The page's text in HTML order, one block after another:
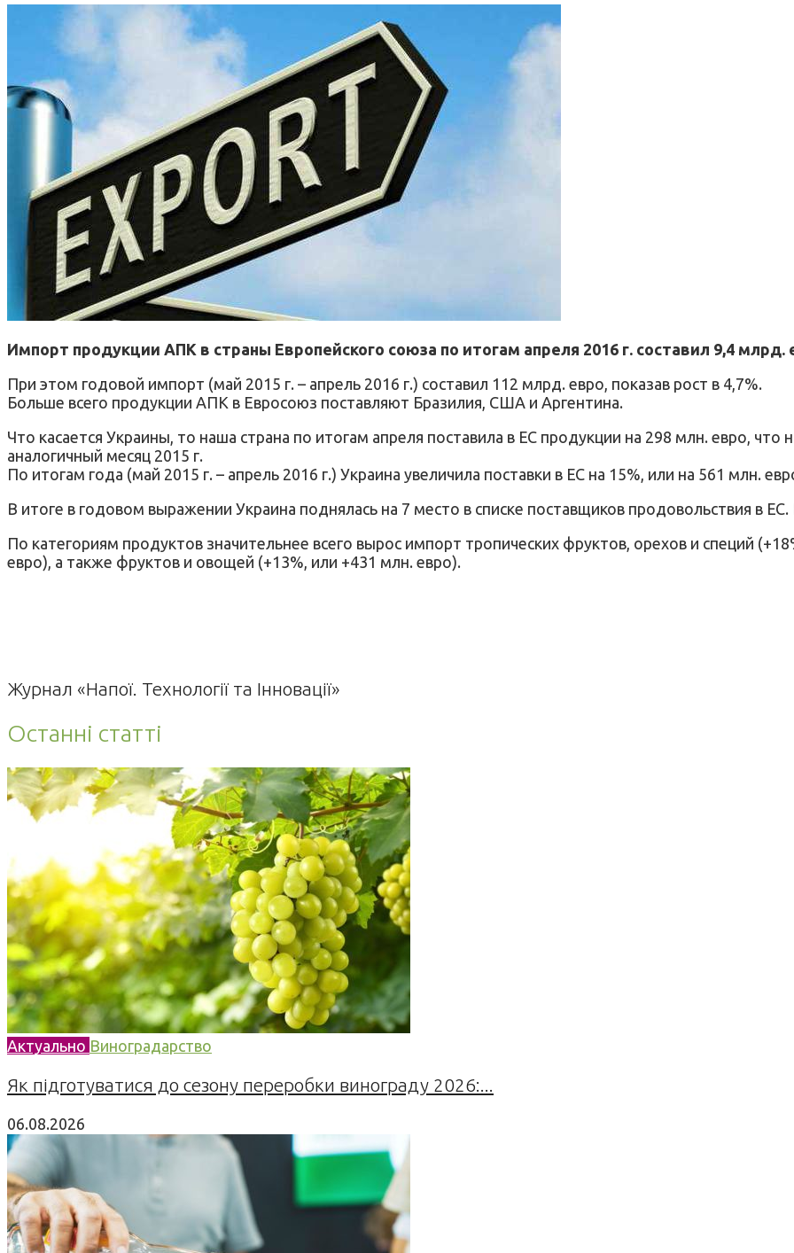
Импорт продукции АПК в страны Европейского союза по итогам апреля 2016 г. составил 9,4 млрд.
При этом годовой импорт (май 2015 г. – апрель 2016 г.) составил 112 млрд. евро, показав рост в 4,7%.
Больше всего продукции АПК в Евросоюз поставляют Бразилия, США и Аргентина.
Что касается Украины, то наша страна по итогам апреля поставила в ЕС продукции на 298 млн. евро, что
аналогичный месяц 2015 г.
По итогам года (май 2015 г. – апрель 2016 г.) Украина увеличила поставки в ЕС на 15%, или на 561 млн.
В итоге в годовом выражении Украина поднялась на 7 место в списке поставщиков продовольствия в
По категориям продуктов значительнее всего вырос импорт тропических фруктов, орехов и специй
евро), а также фруктов и овощей (+13%, или +431 млн. евро).
Журнал «Напої. Технології та Інновації»
Останні статті
Актуально Виноградарство
Як підготуватися до сезону переробки винограду 2026:...
06.08.2026